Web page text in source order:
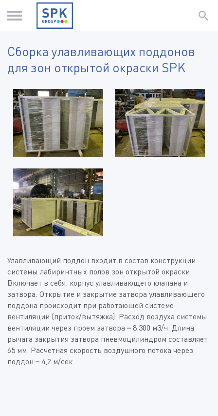
Сборка улавливающих поддонов
для зон открытой окраски SPK
Улавливающий поддон входит в состав конструкции
системы лабиринтных полов зон открытой окраски.
Включает в себя: корпус улавливающего клапана и
затвора. Открытие и закрытие затвора улавливающего
поддона происходит при работающей системе
вентиляции (приток/вытяжка). Расход воздуха системы
вентиляции через проем затвора – 8.300 м3/ч. Длина
рычага закрытия затвора пневмоцилиндром составляет
65 мм. Расчетная скорость воздушного потока через
поддон – 4,2 м/сек.